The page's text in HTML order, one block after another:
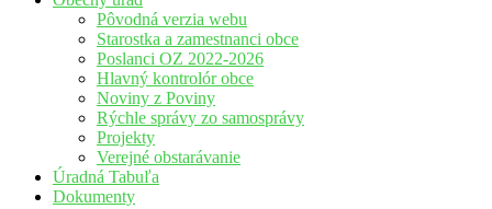
Pôvodná verzia webu
Starostka a zamestnanci obce
Poslanci OZ 2022-2026
Hlavný kontrolór obce
Noviny z Poviny
Rýchle správy zo samosprávy
Projekty
Verejné obstarávanie
Úradná Tabuľa
Dokumenty